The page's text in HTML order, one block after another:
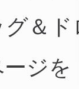
＆ド
ジを